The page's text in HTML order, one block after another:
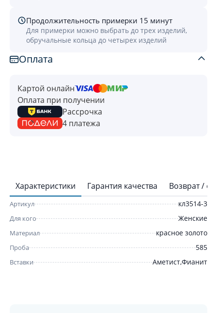
Продолжительность примерки 15 минут
Для примерки можно выбрать до трех изделий,
обручальные кольца до четырех изделий
Оплата
Картой онлайн
Оплата при получении
Рассрочка
4 платежа
Характеристики Гарантия качества Возврат /
Артикул кл3514-3
Для кого Женские
Материал красное золото
Проба 585
Вставки Аметист,Фианит